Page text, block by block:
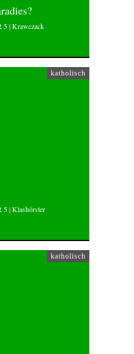
5 | Krawczack
katholisch
| Klashörster
katholisch